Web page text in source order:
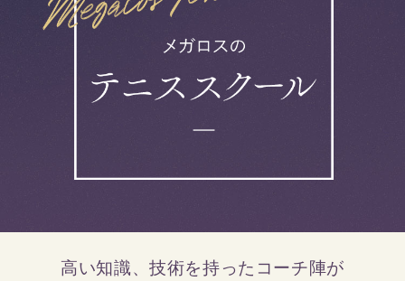
高い知識、技術を持ったコーチ陣が